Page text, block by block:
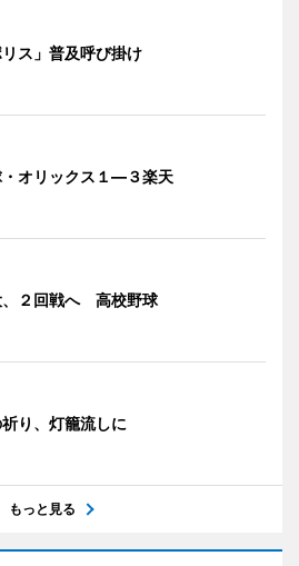
リス」普及呼び掛け
・オリックス１―３楽天
、２回戦へ 高校野球
り、灯籠流しに
もっと見る